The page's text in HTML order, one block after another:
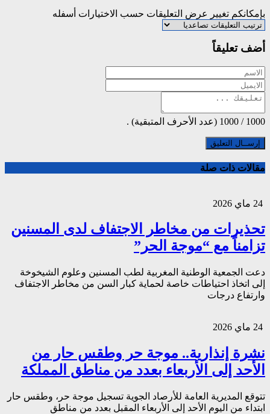
بإمكانكم تغيير عرض التعليقات حسب الاختيارات أسفله
أضف تعليقاً
1000
/
1000 (عدد الأحرف المتبقية) .
مقالات ذات صلة
تحذيرات من مخاطر الاجتفاف لدى المسنين
تزامناً مع “موجة الحر”
دعت الجمعية الوطنية المغربية لطب المسنين وعلوم الشيخوخة
إلى اتخاذ احتياطات خاصة لحماية كبار السن من مخاطر الاجتفاف
وارتفاع درجات
نشرة إنذارية.. موجة حر وطقس حار من
الأحد إلى الأربعاء بعدد من مناطق المملكة
تتوقع المديرية العامة للأرصاد الجوية تسجيل موجة حر، وطقس حار
ابتداء من اليوم الأحد إلى الأربعاء المقبل بعدد من مناطق